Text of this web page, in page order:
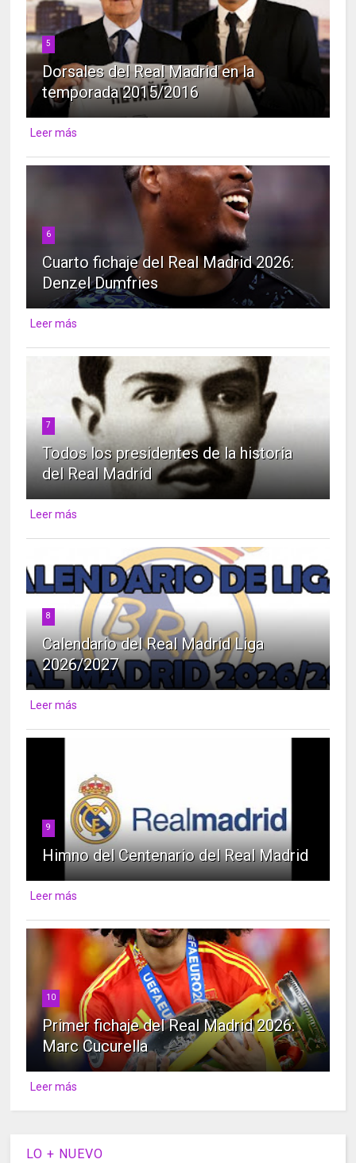
5
Dorsales del Real Madrid en la
temporada 2015/2016
Leer más
6
Cuarto fichaje del Real Madrid 2026:
Denzel Dumfries
Leer más
7
Todos los presidentes de la historia
del Real Madrid
Leer más
8
Calendario del Real Madrid Liga
2026/2027
Leer más
9
Himno del Centenario del Real Madrid
Leer más
10
Primer fichaje del Real Madrid 2026:
Marc Cucurella
Leer más
LO + NUEVO